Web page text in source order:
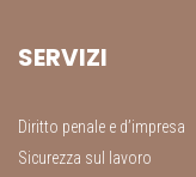
SERVIZI
Diritto penale e d’impresa
Sicurezza sul lavoro